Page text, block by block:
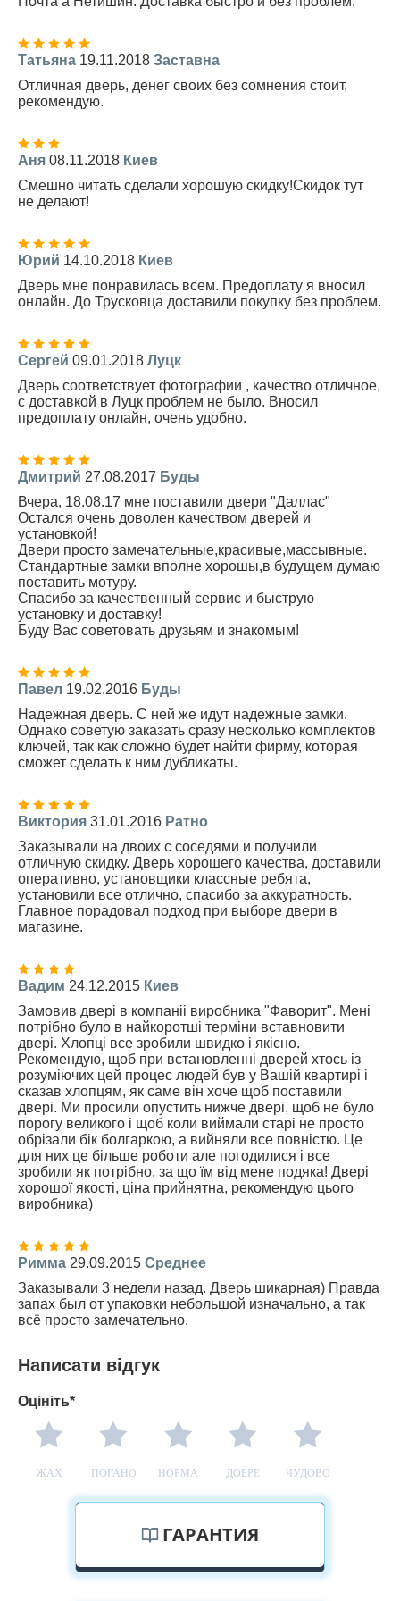
Татьяна 19.11.2018 Заставна
Отличная дверь, денег своих без сомнения стоит,
рекомендую.
Аня 08.11.2018 Киев
Смешно читать сделали хорошую скидку!Скидок тут
не делают!
Юрий 14.10.2018 Киев
Дверь мне понравилась всем. Предоплату я вносил
онлайн. До Трусковца доставили покупку без проблем.
Сергей 09.01.2018 Луцк
Дверь соответствует фотографии , качество отличное,
с доставкой в Луцк проблем не было. Вносил
предоплату онлайн, очень удобно.
Дмитрий 27.08.2017 Буды
Вчера, 18.08.17 мне поставили двери "Даллас"
Остался очень доволен качеством дверей и
установкой!
Двери просто замечательные,красивые,массывные.
Стандартные замки вполне хорошы,в будущем думаю
поставить мотуру.
Спасибо за качественный сервис и быструю
установку и доставку!
Буду Вас советовать друзьям и знакомым!
Павел 19.02.2016 Буды
Надежная дверь. С ней же идут надежные замки.
Однако советую заказать сразу несколько комплектов
ключей, так как сложно будет найти фирму, которая
сможет сделать к ним дубликаты.
Виктория 31.01.2016 Ратно
Заказывали на двоих с соседями и получили
отличную скидку. Дверь хорошего качества, доставили
оперативно, установщики классные ребята,
установили все отлично, спасибо за аккуратность.
Главное порадовал подход при выборе двери в
магазине.
Вадим 24.12.2015 Киев
Замовив двері в компаніі виробника "Фаворит". Мені
потрібно було в найкоротші терміни вставновити
двері. Хлопці все зробили швидко і якісно.
Рекомендую, щоб при встановленні дверей хтось із
розуміючих цей процес людей був у Вашій квартирі і
сказав хлопцям, як саме він хоче щоб поставили
двері. Ми просили опустить нижче двері, щоб не було
порогу великого і щоб коли виймали старі не просто
обрізали бік болгаркою, а вийняли все повністю. Це
для них це більше роботи але погодилися і все
зробили як потрібно, за що їм від мене подяка! Двері
хорошої якості, ціна прийнятна, рекомендую цього
виробника)
Римма 29.09.2015 Среднее
Заказывали 3 недели назад. Дверь шикарная) Правда
запах был от упаковки небольшой изначально, а так
всё просто замечательно.
Написати відгук
Оцініть*
ЖАХ ПОГАНО НОРМА ДОБРЕ ЧУДОВО
ГАРАНТИЯ